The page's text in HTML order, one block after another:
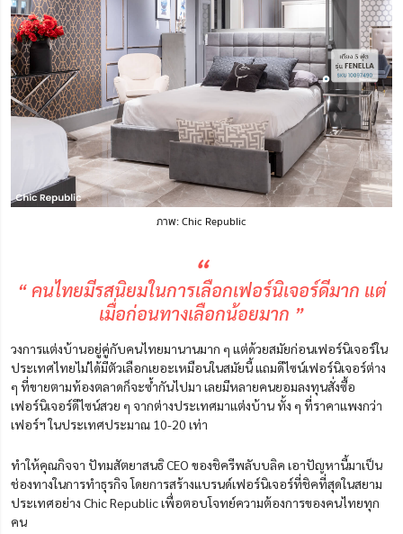
ภาพ: Chic Republic
“
“ คนไทยมีรสนิยมในการเลือกเฟอร์นิเจอร์ดีมาก แต่
เมื่อก่อนทางเลือกน้อยมาก ”
วงการแต่งบ้านอยู่คู่กับคนไทยมานานมาก ๆ แต่ด้วยสมัยก่อนเฟอร์นิเจอร์ใน
ประเทศไทยไม่ได้มีตัวเลือกเยอะเหมือนในสมัยนี้ แถมดีไซน์เฟอร์นิเจอร์ต่าง
ๆ ที่ขายตามท้องตลาดก็จะซ้ำกันไปมา เลยมีหลายคนยอมลงทุนสั่งซื้อ
เฟอร์นิเจอร์ดีไซน์สวย ๆ จากต่างประเทศมาแต่งบ้าน ทั้ง ๆ ที่ราคาแพงกว่า
เฟอร์ฯ ในประเทศประมาณ 10-20 เท่า
ทำให้คุณกิจจา ปัทมสัตยาสนธิ CEO ของชิครีพลับบลิค เอาปัญหานี้มาเป็น
ช่องทางในการทำธุรกิจ โดยการสร้างแบรนด์เฟอร์นิเจอร์ที่ชิคที่สุดในสยาม
ประเทศอย่าง Chic Republic เพื่อตอบโจทย์ความต้องการของคนไทยทุก
คน